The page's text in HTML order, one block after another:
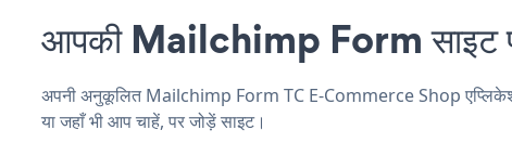
आपकी Mailchimp Form साइट
अपनी अनुकूलित Mailchimp Form TC E-Commerce Shop
या जहाँ भी आप चाहें, पर जोड़ें साइट।